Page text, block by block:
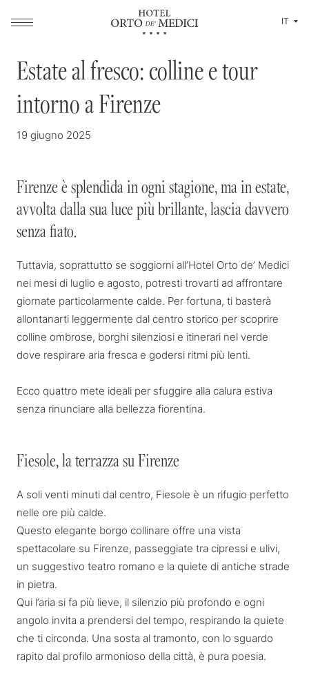
IT
Estate al fresco: colline e tour
intorno a Firenze
Estate al fresco: colline e tour
intorno a Firenze
19 giugno 2025
Firenze è splendida in ogni stagione, ma in estate,
avvolta dalla sua luce più brillante, lascia davvero
senza fiato.
Firenze è splendida in ogni stagione, ma in estate,
avvolta dalla sua luce più brillante, lascia davvero
senza fiato.
Tuttavia, soprattutto se soggiorni all’Hotel Orto de’ Medici
nei mesi di luglio e agosto, potresti trovarti ad affrontare
giornate particolarmente calde. Per fortuna, ti basterà
allontanarti leggermente dal centro storico per scoprire
colline ombrose, borghi silenziosi e itinerari nel verde
dove respirare aria fresca e godersi ritmi più lenti.
Ecco quattro mete ideali per sfuggire alla calura estiva
senza rinunciare alla bellezza fiorentina.
Fiesole, la terrazza su Firenze
Fiesole, la terrazza su Firenze
A soli venti minuti dal centro, Fiesole è un rifugio perfetto
nelle ore più calde.
Questo elegante borgo collinare offre una vista
spettacolare su Firenze, passeggiate tra cipressi e ulivi,
un suggestivo teatro romano e la quiete di antiche strade
in pietra.
Qui l’aria si fa più lieve, il silenzio più profondo e ogni
angolo invita a prendersi del tempo, respirando la quiete
che ti circonda. Una sosta al tramonto, con lo sguardo
rapito dal profilo armonioso della città, è pura poesia.